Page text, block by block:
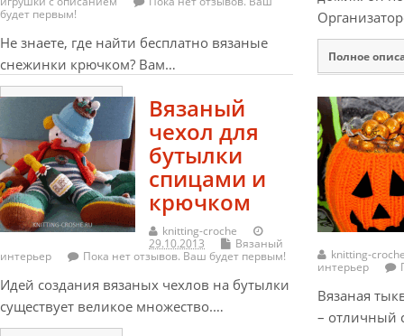
будет первым!
Не знаете, где найти бесплатно вязаные
снежинки крючком? Вам…
Полное описание
Полное
Вязаный
чехол для
бутылки
спицами и
крючком
knitting-croche
29.10.2013
Вязаный
интерьер
Пока нет отзывов. Ваш будет первым!
Идей создания вязаных чехлов на бутылки
существует великое множество.…
knitting-
интерьер
Вязаная
– отличный